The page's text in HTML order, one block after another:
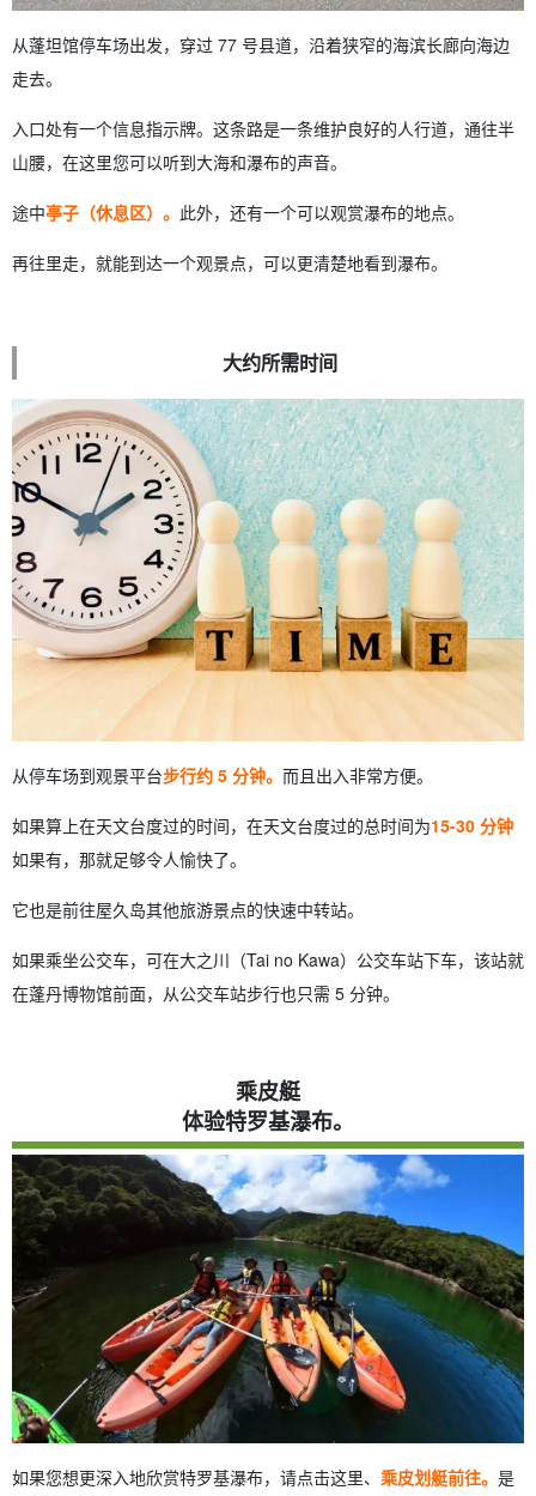
从蓬坦馆停车场出发，穿过 77 号县道，沿着狭窄的海滨长廊向海边
走去。
入口处有一个信息指示牌。这条路是一条维护良好的人行道，通往半
山腰，在这里您可以听到大海和瀑布的声音。
途中亭子（休息区）。 此外，还有一个可以观赏瀑布的地点。
再往里走，就能到达一个观景点，可以更清楚地看到瀑布。
大约所需时间
从停车场到观景平台步行约 5 分钟。 而且出入非常方便。
如果算上在天文台度过的时间，在天文台度过的总时间为15-30 分钟
如果有，那就足够令人愉快了。
它也是前往屋久岛其他旅游景点的快速中转站。
如果乘坐公交车，可在大之川（Tai no Kawa）公交车站下车，该站就
在蓬丹博物馆前面，从公交车站步行也只需 5 分钟。
乘皮艇
体验特罗基瀑布。
如果您想更深入地欣赏特罗基瀑布，请点击这里、 乘皮划艇前往。 是